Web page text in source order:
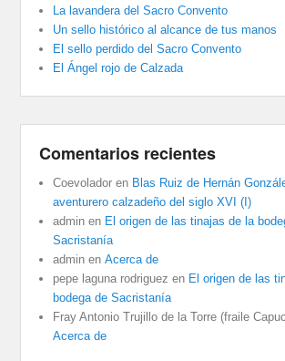
La lavandera del Sacro Convento
Un sello histórico al alcance de tus manos
El sello perdido del Sacro Convento
El Ángel rojo de Calzada
Comentarios recientes
Coevolador en Blas Ruiz de Hernán
aventurero calzadeño del siglo XVI (I)
admin en El origen de las tinajas de la
Sacristanía
admin enAcerca de
pepe laguna rodriguez en El origen de las
bodega de Sacristanía
Fray Antonio Trujillo de la Torre (fraile
Acerca de